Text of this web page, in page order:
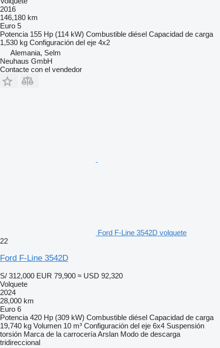
2016
146,180 km
Euro 5
Potencia 155 Hp (114 kW) Combustible diésel Capacidad de carga
1,530 kg Configuración del eje 4x2
Alemania, Selm
Neuhaus GmbH
Contacte con el vendedor
Ford F-Line 3542D volquete
22
Ford F-Line 3542D
S/ 312,000 EUR 79,900 ≈ USD 92,320
Volquete
2024
28,000 km
Euro 6
Potencia 420 Hp (309 kW) Combustible diésel Capacidad de carga
19,740 kg Volumen 10 m³ Configuración del eje 6x4 Suspensión
torsión Marca de la carroceríaArslan Modo de descarga
tridireccional